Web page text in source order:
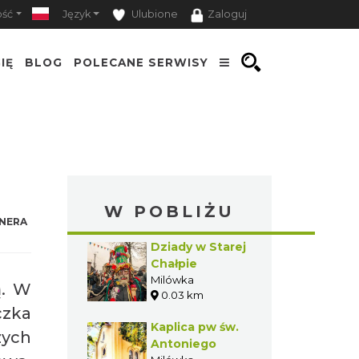
Język Ulubione Zaloguj
BLOG POLECANE SERWISY
W
W POBLIŻU
Dziady w Starej
Chałpie
Milówka
0.03 km
Kaplica pw św.
Antoniego